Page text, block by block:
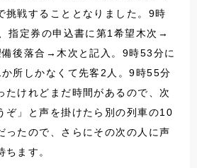
挑戦することとなりました。9時
指定券の申込書に第1希望木次→
後落合→木次と記入。9時53分に
所しかなくて先客2人。9時55分
たけれどまだ時間があるので、次
ぞ」と声を掛けたら別の列車の10
ったので、さらにその次の人に声
ちます。